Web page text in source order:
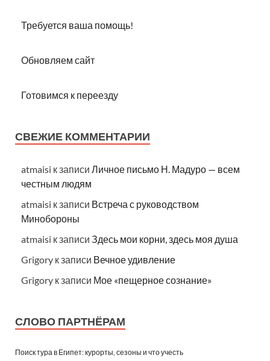
Требуется ваша помощь!
Обновляем сайт
Готовимся к переезду
СВЕЖИЕ КОММЕНТАРИИ
atmaisi к записи Личное письмо Н. Мадуро — всем
честным людям
atmaisi к записи Встреча с руководством
Минобороны
atmaisi к записи Здесь мои корни, здесь моя душа
Grigory к записи Вечное удивление
Grigory к записи Мое «пещерное сознание»
СЛОВО ПАРТНЁРАМ
Поиск тура в Египет: курорты, сезоны и что учесть